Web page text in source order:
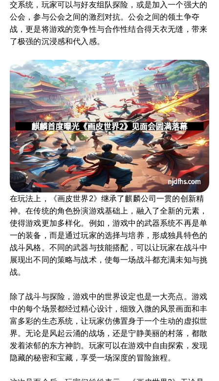
交系统，玩家可以与好友组队探险，或是加入一个强大的
公会，参与公会之间的激烈对抗。公会之间的领土争夺
战，更是将游戏的竞争性与合作性结合得天衣无缝，带来
了极强的沉浸感和代入感。
在玩法上，《画皮世界2》继承了麒麟公司一贯的创新精
神。在传统的角色扮演游戏基础上，融入了全新的元素，
使得游戏更加多样化。例如，游戏中的武器系统不再是单
一的装备，而是通过玩家的选择与培养，形成独具特色的
战斗风格。不同的武器与技能搭配，可以让玩家在战斗中
展现出不同的策略与战术，使每一场战斗都充满未知与挑
战。
除了战斗与探险，游戏中的世界设定也是一大亮点。游戏
中的每个场景都经过精心设计，细致入微的风景画面和丰
富多彩的生态系统，让玩家仿佛置身于一个生动的虚拟世
界。无论是风起云涌的战场，还是宁静美丽的村落，都散
发着浓郁的东方神韵。玩家可以在游戏中自由探索，发现
隐藏的秘密和宝藏，享受一场深度的冒险旅程。